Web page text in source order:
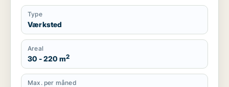
Type
Værksted
Areal
30 - 220 m2
Max. per måned